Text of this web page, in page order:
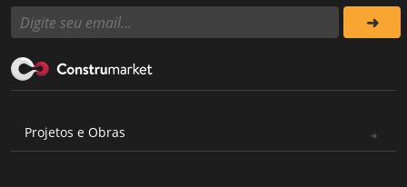
Projetos e Obras